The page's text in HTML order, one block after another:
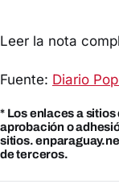
Leer la nota
Fuente: Diario
* Los enlaces a
aprobación o
sitios.
de terceros.